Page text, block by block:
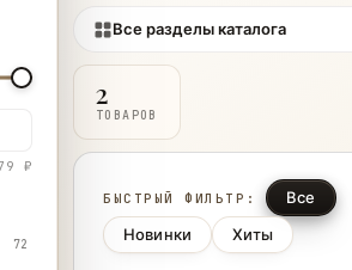
Все разделы каталога
2
ТОВАРОВ
БЫСТРЫЙ ФИЛЬТР:
Все
Новинки
Хиты
₽
72